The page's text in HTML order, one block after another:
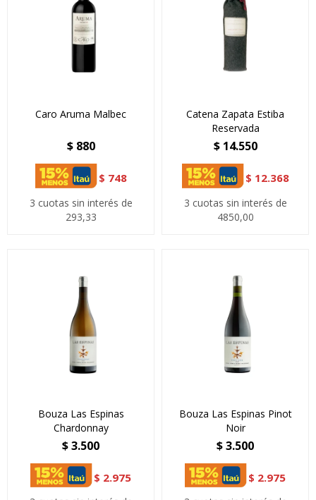
Caro Aruma Malbec
$ 880
$ 748
3 cuotas sin interés de
293,33
Catena Zapata Estiba
Reservada
$ 14.550
$ 12.368
3 cuotas sin interés de
4850,00
Bouza Las Espinas
Chardonnay
$3.500
$ 2.975
Bouza Las Espinas Pinot
Noir
$3.500
$ 2.975